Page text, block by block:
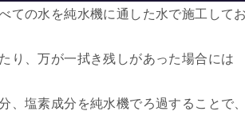
の水を純水機に通した水で施工してお
り、万が一拭き残しがあった場合には
、塩素成分を純水機でろ過することで、